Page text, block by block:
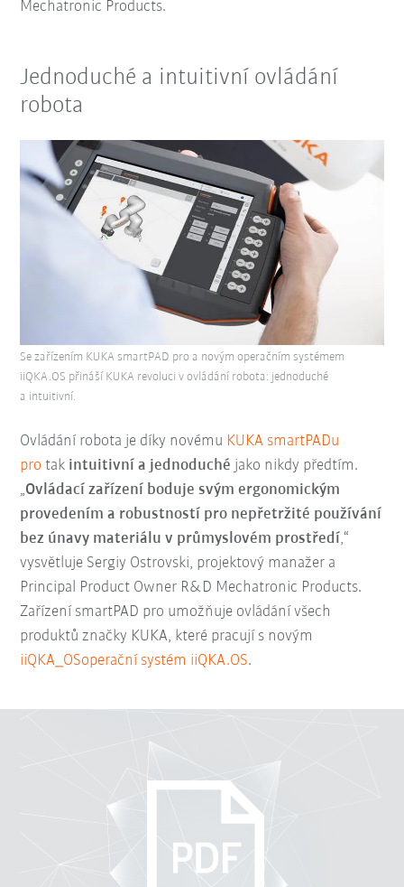
Mechatronic Products.
Jednoduché a intuitivní ovládání
robota
Ovládání robota je díky novému KUKA smartPADu
pro tak intuitivní a jednoduché jako nikdy předtím.
„Ovládací zařízení boduje svým ergonomickým
provedením a robustností pro nepřetržité používání
bez únavy materiálu v průmyslovém prostředí,“
vysvětluje Sergiy Ostrovski, projektový manažer a
Principal Product Owner R&D Mechatronic Products.
Zařízení smartPAD pro umožňuje ovládání všech
produktů značky KUKA, které pracují s novým
iiQKA_OSoperační systém iiQKA.OS.
Se zařízením KUKA smartPAD pro a novým operačním systémem
iiQKA.OS přináší KUKA revoluci v ovládání robota: jednoduché
a intuitivní.